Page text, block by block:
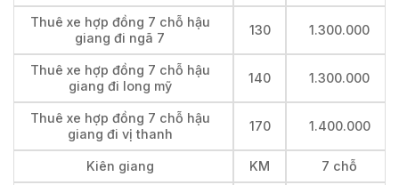
Thuê xe hợp đồng 7 chỗ hậu
giang đi ngã 7
130 1.300.000
Thuê xe hợp đồng 7 chỗ hậu
giang đi long mỹ
140 1.300.000
Thuê xe hợp đồng 7 chỗ hậu
giang đi vị thanh
170 1.400.000
Kiên giang KM 7 chỗ